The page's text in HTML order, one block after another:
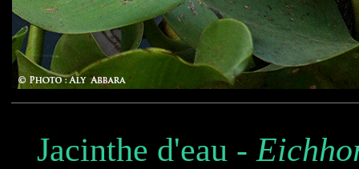
Jacinthe d'eau -